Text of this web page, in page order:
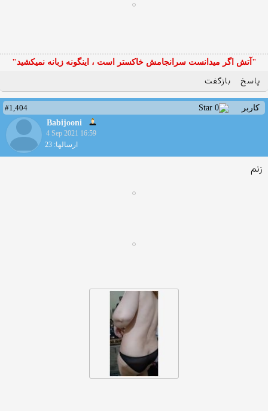
"آتش اگر ميدانست سرانجامش خاكستر است ، اينگونه زبانه نميكشيد"
پاسخ بازگفت
کاربر
#1,404
Babijooni
4 Sep 2021 16:59
ارسالها: 23
زنم